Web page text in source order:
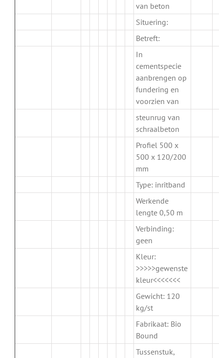
van beton
Situering:
Betreft:
In
cementspecie
aanbrengen op
fundering en
voorzien van
steunrug van
schraalbeton
Profiel 500 x
500 x 120/200
mm
Type: inritband
Werkende
lengte 0,50 m
Verbinding:
geen
Kleur:
>>>>>gewenste
kleur<<<<<<<
Gewicht: 120
kg/st
Fabrikaat: Bio
Bound
Tussenstuk,